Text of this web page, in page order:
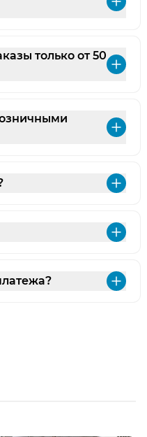
только от 50